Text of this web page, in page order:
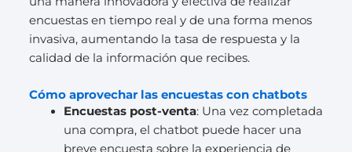
encuestas en tiempo real y de una forma menos
invasiva, aumentando la tasa de respuesta y la
calidad de la información que recibes.
Cómo aprovechar las encuestas con chatbots
Encuestas post-venta: Una vez completada
una compra, el chatbot puede hacer una
breve encuesta sobre la experiencia de